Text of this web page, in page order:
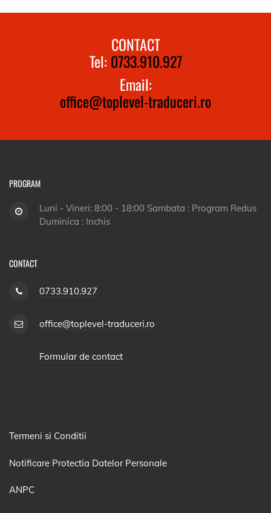
CONTACT
Tel: 0733.910.927
Email:
office@toplevel-traduceri.ro
PROGRAM
Luni - Vineri: 8:00 - 18:00 Sambata : Program Redus
Duminica : Inchis
CONTACT
0733.910.927
office@toplevel-traduceri.ro
Formular de contact
Termeni si Conditii
Notificare Protectia Datelor Personale
ANPC